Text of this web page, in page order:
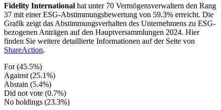
Fidelity International hat unter 70 Vermögensverwaltern den Rang
37 mit einer ESG-Abstimmungsbewertung von 59.3% erreicht. Die
Grafik zeigt das Abstimmungsverhalten des Unternehmens zu ESG-
bezogenen Anträgen auf den Hauptversammlungen 2024. Hier
finden Sie weitere detaillierte Informationen auf der Seite von
ShareAction.
For (45.5%)
Against (25.1%)
Abstain (5.4%)
Did not vote (0.7%)
No holdings (23.3%)